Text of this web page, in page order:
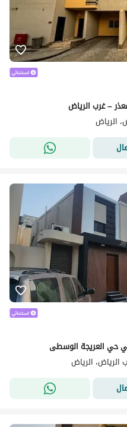
– غرب الرياض
الرياض
حي العريجة الوسطى
الرياض، الرياض